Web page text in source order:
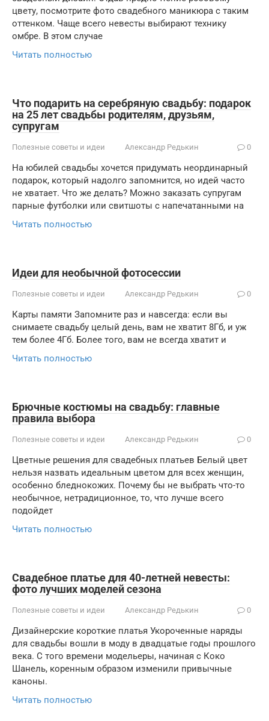
цвету, посмотрите фото свадебного маникюра с таким
оттенком. Чаще всего невесты выбирают технику
омбре. В этом случае
Читать полностью
Что подарить на серебряную свадьбу: подарок
на 25 лет свадьбы родителям, друзьям,
супругам
Полезные советы и идеи Александр Редькин 0
На юбилей свадьбы хочется придумать неординарный
подарок, который надолго запомнится, но идей часто
не хватает. Что же делать? Можно заказать супругам
парные футболки или свитшоты с напечатанными на
Читать полностью
Идеи для необычной фотосессии
Полезные советы и идеи Александр Редькин 0
Карты памяти Запомните раз и навсегда: если вы
снимаете свадьбу целый день, вам не хватит 8Гб, и уж
тем более 4Гб. Более того, вам не всегда хватит и
Читать полностью
Брючные костюмы на свадьбу: главные
правила выбора
Полезные советы и идеи Александр Редькин 0
Цветные решения для свадебных платьев Белый цвет
нельзя назвать идеальным цветом для всех женщин,
особенно бледнокожих. Почему бы не выбрать что-то
необычное, нетрадиционное, то, что лучше всего
подойдет
Читать полностью
Свадебное платье для 40-летней невесты:
фото лучших моделей сезона
Полезные советы и идеи Александр Редькин 0
Дизайнерские короткие платья Укороченные наряды
для свадьбы вошли в моду в двадцатые годы прошлого
века. С того времени модельеры, начиная с Коко
Шанель, коренным образом изменили привычные
каноны.
Читать полностью